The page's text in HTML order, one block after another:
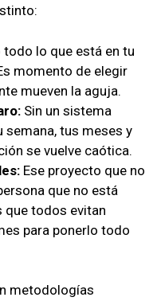
todo lo que está en tu
momento de elegir
mueven la aguja.
Sin un sistema
semana, tus meses y
se vuelve caótica.
Ese proyecto que no
que no está
que todos evitan
para ponerlo todo
metodologías